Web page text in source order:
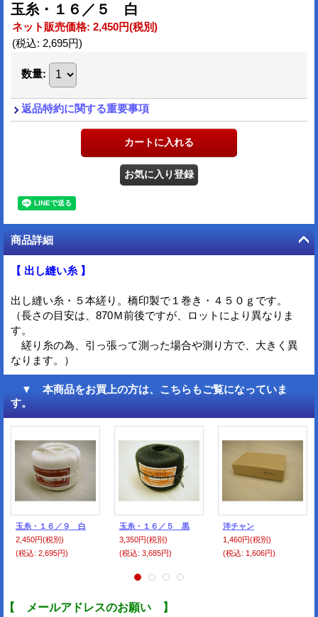
玉糸・１６／５ 白
ネット販売価格: 2,450円(税別)
(税込: 2,695円)
数量:
返品特約に関する重要事項
商品詳細
【 出し縫い糸 】
出し縫い糸・５本縒り。橋印製で１巻き・４５０ｇです。
（長さの目安は、870Ｍ前後ですが、ロットにより異なりま
す。
縒り糸の為、引っ張って測った場合や測り方で、大きく異
なります。）
▼ 本商品をお買上の方は、こちらもご覧になっていま
す。
玉糸・１６／９ 白
2,450円(税別)
(税込: 2,695円)
玉糸・１６／５ 黒
3,350円(税別)
(税込: 3,685円)
洋チャン
1,460円(税別)
(税込: 1,606円)
【 メールアドレスのお願い 】